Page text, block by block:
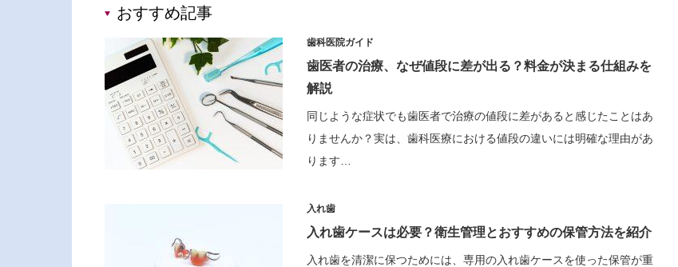
おすすめ記事
歯科医院ガイド
歯医者の治療、なぜ値段に差が出る？料金が決まる仕組みを
解説
同じような症状でも歯医者で治療の値段に差があると感じたことはあ
りませんか？実は、歯科医療における値段の違いには明確な理由があ
ります…
入れ歯
入れ歯ケースは必要？衛生管理とおすすめの保管方法を紹介
入れ歯を清潔に保つためには、専用の入れ歯ケースを使った保管が重